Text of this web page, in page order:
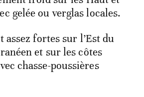
gelée ou verglas locales.
assez fortes sur l’Est du
et sur les côtes
chasse-poussières